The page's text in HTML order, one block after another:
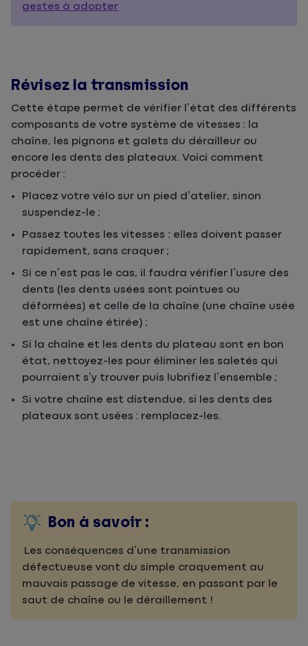
gestes à adopter
Révisez la transmission
Cette étape permet de vérifier l’état des différents
composants de votre système de vitesses : la
chaîne, les pignons et galets du dérailleur ou
encore les dents des plateaux. Voici comment
procéder :
Placez votre vélo sur un pied d’atelier, sinon
suspendez-le ;
Passez toutes les vitesses : elles doivent passer
rapidement, sans craquer ;
Si ce n’est pas le cas, il faudra vérifier l’usure des
dents (les dents usées sont pointues ou
déformées) et celle de la chaîne (une chaîne usée
est une chaîne étirée) ;
Si la chaîne et les dents du plateau sont en bon
état, nettoyez-les pour éliminer les saletés qui
pourraient s’y trouver puis lubrifiez l’ensemble ;
Si votre chaîne est distendue, si les dents des
plateaux sont usées : remplacez-les.
Bon à savoir :
Les conséquences d’une transmission
défectueuse vont du simple craquement au
mauvais passage de vitesse, en passant par le
saut de chaîne ou le déraillement !